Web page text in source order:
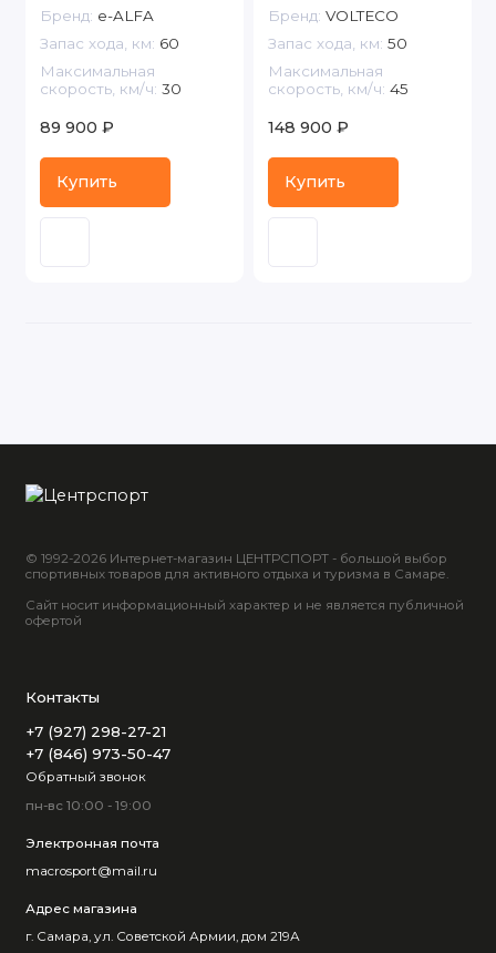
Бренд: e-ALFA
Запас хода, км: 60
Максимальная
скорость, км/ч: 30
89 900 ₽
Купить
Бренд: VOLTECO
Запас хода, км: 50
Максимальная
скорость, км/ч: 45
148 900 ₽
Купить
© 1992-2026 Интернет-магазин ЦЕНТРСПОРТ - большой выбор
спортивных товаров для активного отдыха и туризма в Самаре.
Сайт носит информационный характер и не является публичной
офертой
Контакты
+7 (927) 298-27-21
+7 (846) 973-50-47
Обратный звонок
пн-вс 10:00 - 19:00
Электронная почта
macrosport@mail.ru
Адрес магазина
г. Самара, ул. Советской Армии, дом 219А